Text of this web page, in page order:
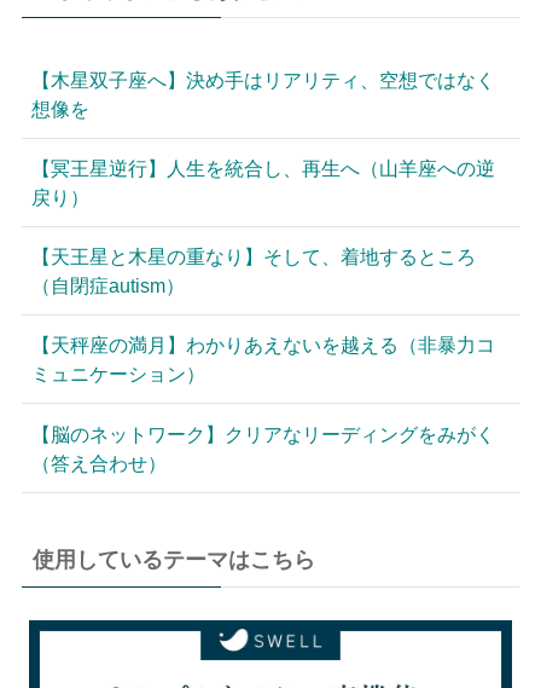
【木星双子座へ】決め手はリアリティ、空想ではなく
想像を
【冥王星逆行】人生を統合し、再生へ（山羊座への逆
戻り）
【天王星と木星の重なり】そして、着地するところ
（自閉症autism）
【天秤座の満月】わかりあえないを越える（非暴力コ
ミュニケーション）
【脳のネットワーク】クリアなリーディングをみがく
（答え合わせ）
使用しているテーマはこちら